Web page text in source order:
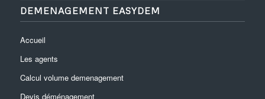
DEMENAGEMENT EASYDEM
Accueil
Les agents
Calcul volume demenagement
Devis déménagement